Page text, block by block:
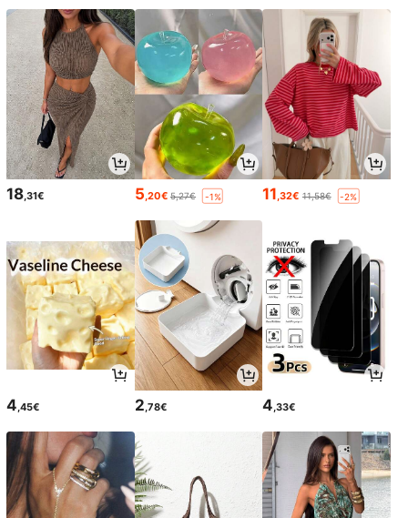
18 ,31€ 5 ,20€ 5,27€ -1% 11 ,32€ 11,58€ -2%
4,45€ 2,78€ 4,33€